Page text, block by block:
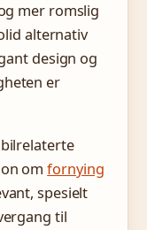
mer romslig
alternativ
design og
er
omfornying
spesielt
til